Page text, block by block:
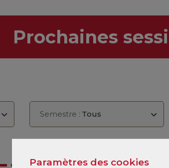
Prochaines
Semestre : Tous
Paramètres des cookies